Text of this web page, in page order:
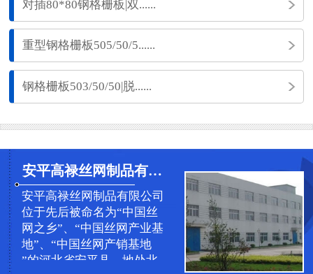
对插80*80钢格栅板|双......
重型钢格栅板505/50/5......
钢格栅板503/50/50|脱......
安平高禄丝网制品有限公司
安平高禄丝网制品有限公司
位于先后被命名为“中国丝
网之乡”、“中国丝网产业基
地”、“中国丝网产销基地
”的河北省安平县，地处北